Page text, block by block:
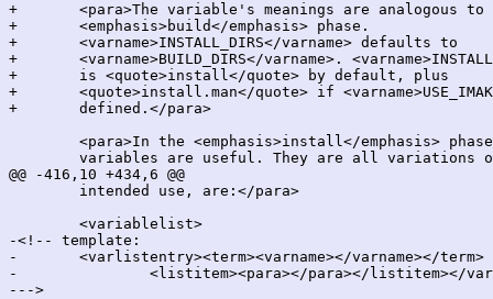
+	<para>The variable's meanings are analogous to the ones in the
+	<emphasis>build</emphasis> phase.
+	<varname>INSTALL_DIRS</varname> defaults to
+	<varname>BUILD_DIRS</varname>. <varname>INSTALL_TARGET</varname>
+	is <quote>install</quote> by default, plus
+	<quote>install.man</quote> if <varname>USE_IMAKE</varname> is
+	defined.</para>
@@ -416,10 +434,6 @@
-<!-- template:
-	<varlistentry><term><varname></varname></term>
-		<listitem><para></para></listitem></varlistentry>
--->